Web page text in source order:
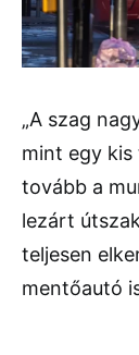
„A szag
mint egy kis
tovább a
lezárt
teljesen
mentőautó